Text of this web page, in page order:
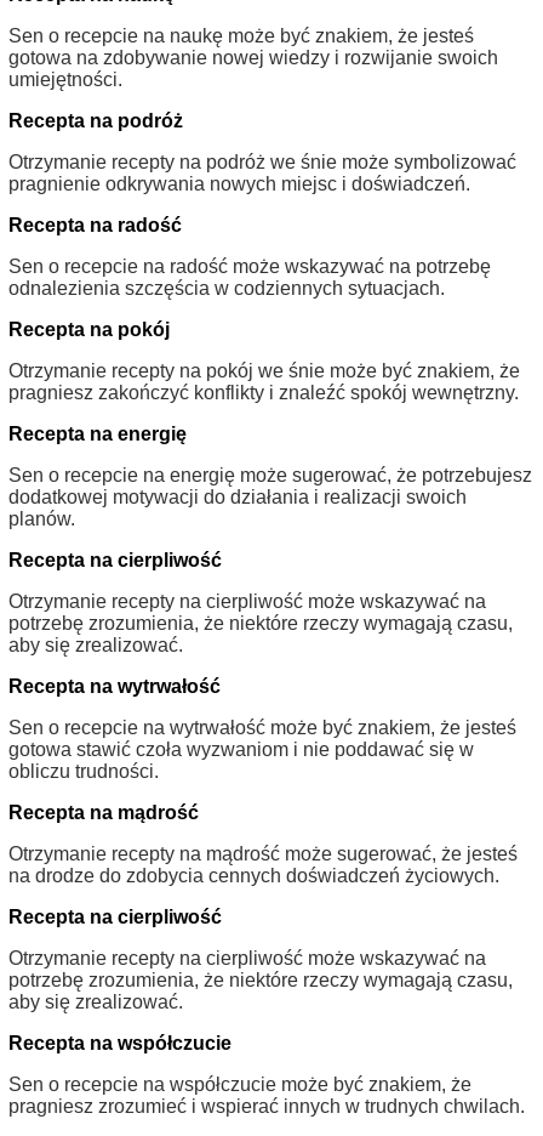
Sen o recepcie na naukę może być znakiem, że jesteś
gotowa na zdobywanie nowej wiedzy i rozwijanie swoich
umiejętności.
Recepta na podróż
Otrzymanie recepty na podróż we śnie może symbolizować
pragnienie odkrywania nowych miejsc i doświadczeń.
Recepta na radość
Sen o recepcie na radość może wskazywać na potrzebę
odnalezienia szczęścia w codziennych sytuacjach.
Recepta na pokój
Otrzymanie recepty na pokój we śnie może być znakiem, że
pragniesz zakończyć konflikty i znaleźć spokój wewnętrzny.
Recepta na energię
Sen o recepcie na energię może sugerować, że potrzebujesz
dodatkowej motywacji do działania i realizacji swoich
planów.
Recepta na cierpliwość
Otrzymanie recepty na cierpliwość może wskazywać na
potrzebę zrozumienia, że niektóre rzeczy wymagają czasu,
aby się zrealizować.
Recepta na wytrwałość
Sen o recepcie na wytrwałość może być znakiem, że jesteś
gotowa stawić czoła wyzwaniom i nie poddawać się w
obliczu trudności.
Recepta na mądrość
Otrzymanie recepty na mądrość może sugerować, że jesteś
na drodze do zdobycia cennych doświadczeń życiowych.
Recepta na cierpliwość
Otrzymanie recepty na cierpliwość może wskazywać na
potrzebę zrozumienia, że niektóre rzeczy wymagają czasu,
aby się zrealizować.
Recepta na współczucie
Sen o recepcie na współczucie może być znakiem, że
pragniesz zrozumieć i wspierać innych w trudnych chwilach.